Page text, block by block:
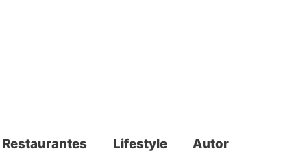
Restaurantes Lifestyle Autor